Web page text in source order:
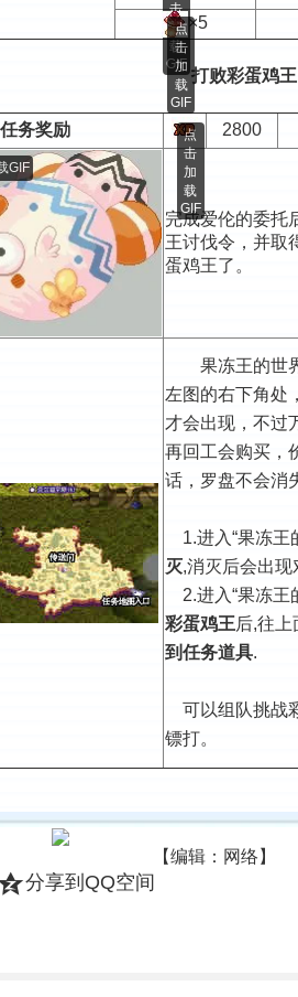
击
加
载
GIF
点
击
加
载
GIF
×5
打败彩蛋鸡王
任务奖励
点
击
加
载
GIF
2800
GIF
完成爱伦的委托
王讨伐令，并取
蛋鸡王了。
果冻王的世
左图的右下角处
才会出现，不过
再回工会购买，
话，罗盘不会消
1.进入“果冻王
灭,消灭后会出
2.进入“果冻王
彩蛋鸡王后,往上
到任务道具.
可以组队挑战
镖打。
【编辑：网络】
分享到QQ空间